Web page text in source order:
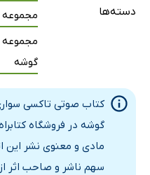
دسته‌ها
مجموعه
مجموعه
گوشه
کتاب صوتی تاکسی
گوشه در فروشگاه
مادی و معنوی نشر این
سهم ناشر و صاحب اثر